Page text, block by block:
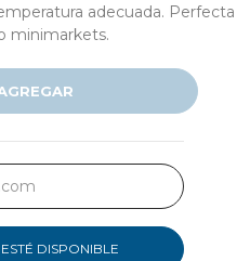
adecuada. Perfecta
minimarkets.
DISPONIBLE